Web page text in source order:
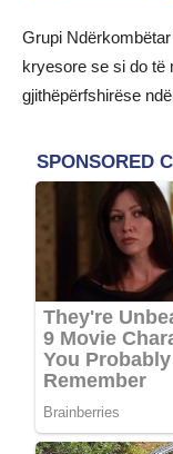
Grupi
kryesore se si do të
gjithëpërfshirëse